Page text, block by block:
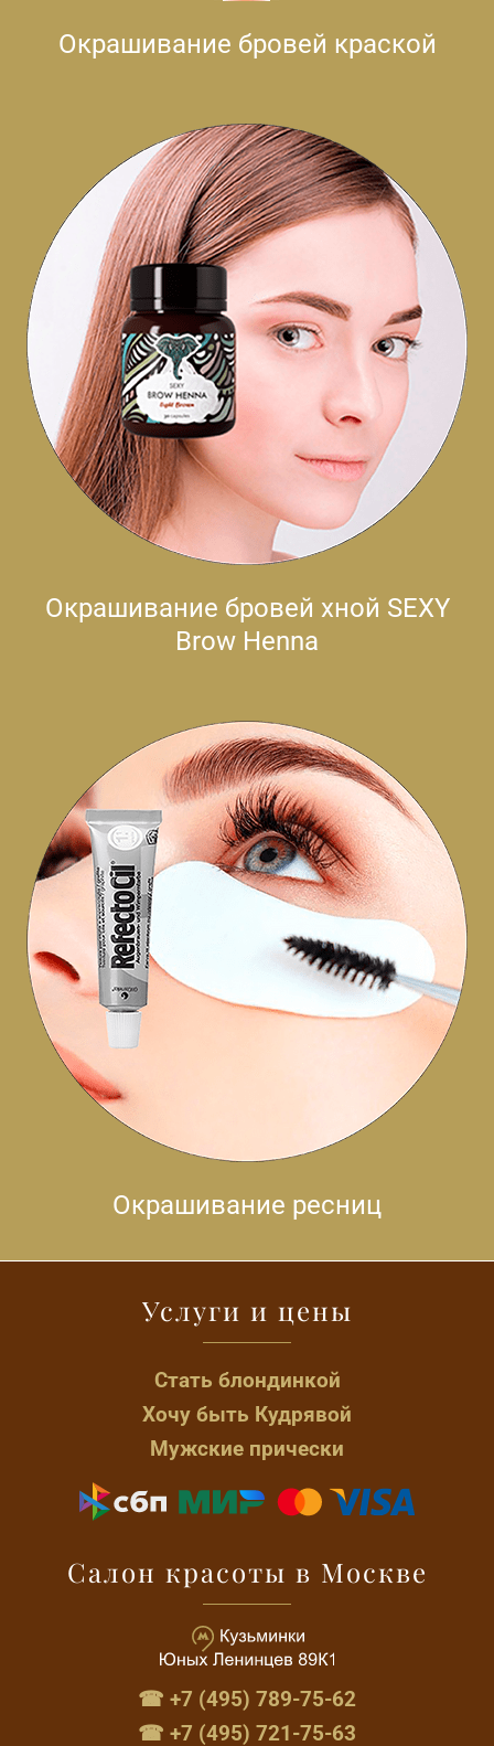
Окрашивание бровей краской
Окрашивание бровей хной SEXY
Brow Henna
Окрашивание ресниц
Услуги и цены
Стать блондинкой
Хочу быть Кудрявой
Мужские прически
Салон красоты в Москве
☎ +7 (495) 789-75-62
☎ +7 (495) 721-75-63